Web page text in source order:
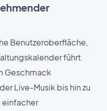
Benutzeroberfläche,
führt
Geschmack
Live-Musik bis hin zu
einfacher